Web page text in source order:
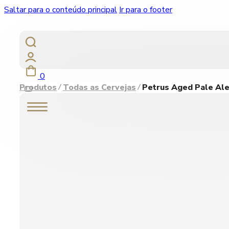
Saltar para o conteúdo principal Ir para o footer
0
Produtos
Todas as Cervejas Petrus Aged Pale